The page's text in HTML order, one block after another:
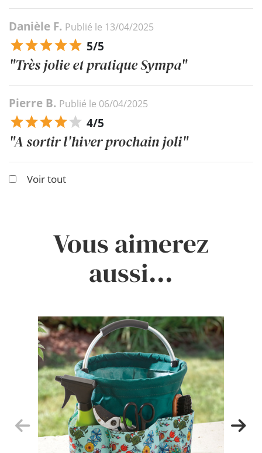
Danièle F. Publié le 13/04/2025
5/5
"Très jolie et pratique Sympa"
Pierre B. Publié le 06/04/2025
4/5
"A sortir l'hiver prochain joli"
Voir tout
Vous aimerez
aussi...